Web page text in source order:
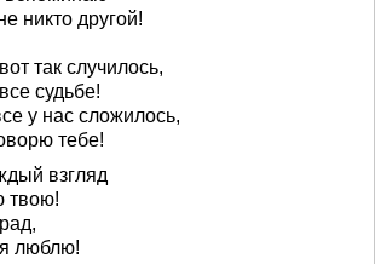
никто другой!
так случилось,
судьбе!
у нас сложилось,
тебе!
взгляд
твою!
люблю!